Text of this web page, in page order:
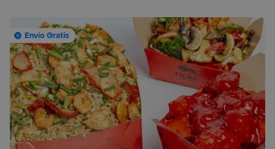
Envío Gratis